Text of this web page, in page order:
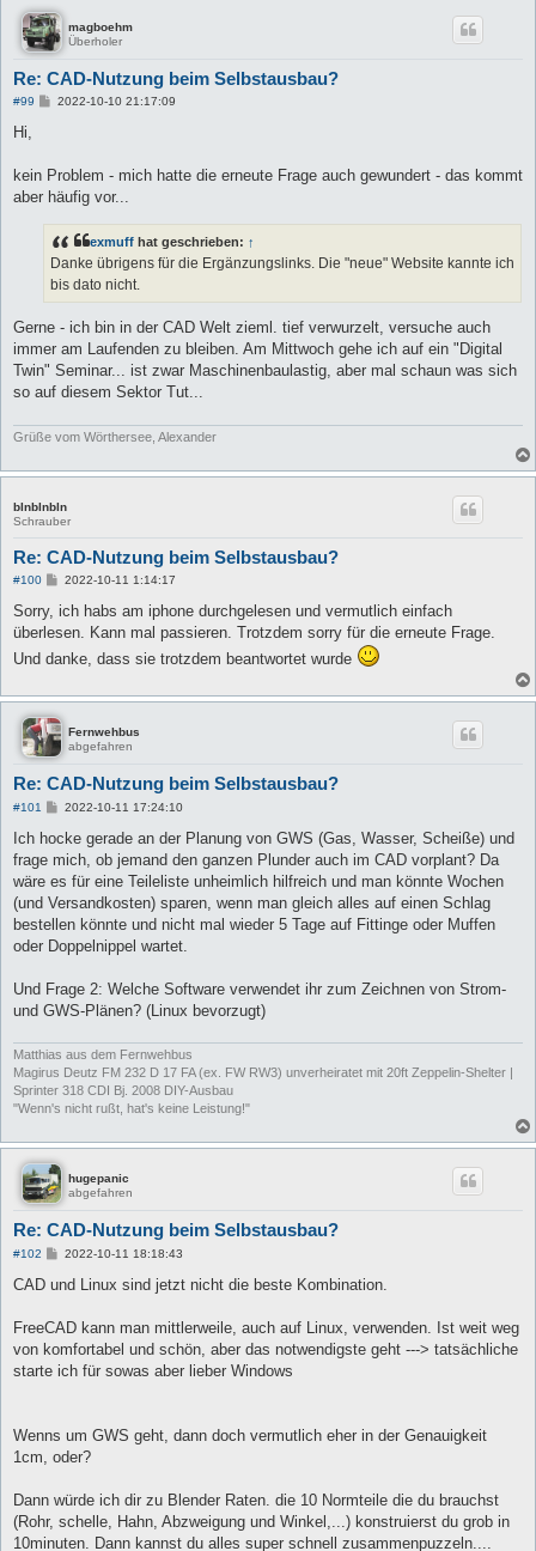
magboehm
Überholer
Re: CAD-Nutzung beim Selbstausbau?
#99
B
a
2022-10-10 21:17:09
Hi,
kein Problem - mich hatte die erneute Frage auch gewundert - das kommt
aber häufig vor...
exmuff hat geschrieben: ↑
Danke übrigens für die Ergänzungslinks. Die "neue" Website kannte ich
bis dato nicht.
Gerne - ich bin in der CAD Welt zieml. tief verwurzelt, versuche auch
immer am Laufenden zu bleiben. Am Mittwoch gehe ich auf ein "Digital
Twin" Seminar... ist zwar Maschinenbaulastig, aber mal schaun was sich
so auf diesem Sektor Tut...
Grüße vom Wörthersee, Alexander
blnblnbln
Schrauber
Re: CAD-Nutzung beim Selbstausbau?
#100
B
i
r
g
2022-10-11 1:14:17
Sorry, ich habs am iphone durchgelesen und vermutlich einfach
überlesen. Kann mal passieren. Trotzdem sorry für die erneute Frage.
Und danke, dass sie trotzdem beantwortet wurde
Fernwehbus
abgefahren
Re: CAD-Nutzung beim Selbstausbau?
#101
B
i
r
a
2022-10-11 17:24:10
Ich hocke gerade an der Planung von GWS (Gas, Wasser, Scheiße) und
frage mich, ob jemand den ganzen Plunder auch im CAD vorplant? Da
wäre es für eine Teileliste unheimlich hilfreich und man könnte Wochen
(und Versandkosten) sparen, wenn man gleich alles auf einen Schlag
bestellen könnte und nicht mal wieder 5 Tage auf Fittinge oder Muffen
oder Doppelnippel wartet.
Und Frage 2: Welche Software verwendet ihr zum Zeichnen von Strom-
und GWS-Plänen? (Linux bevorzugt)
Matthias aus dem Fernwehbus
Magirus Deutz FM 232 D 17 FA (ex. FW RW3) unverheiratet mit 20ft Zeppelin-Shelter |
Sprinter 318 CDI Bj. 2008 DIY-Ausbau
"Wenn's nicht rußt, hat's keine Leistung!"
hugepanic
abgefahren
Re: CAD-Nutzung beim Selbstausbau?
#102
B
i
a
2022-10-11 18:18:43
CAD und Linux sind jetzt nicht die beste Kombination.
FreeCAD kann man mittlerweile, auch auf Linux, verwenden. Ist weit weg
von komfortabel und schön, aber das notwendigste geht ---> tatsächliche
starte ich für sowas aber lieber Windows
Wenns um GWS geht, dann doch vermutlich eher in der Genauigkeit
1cm, oder?
Dann würde ich dir zu Blender Raten. die 10 Normteile die du brauchst
(Rohr, schelle, Hahn, Abzweigung und Winkel,...) konstruierst du grob in
10minuten. Dann kannst du alles super schnell zusammenpuzzeln....